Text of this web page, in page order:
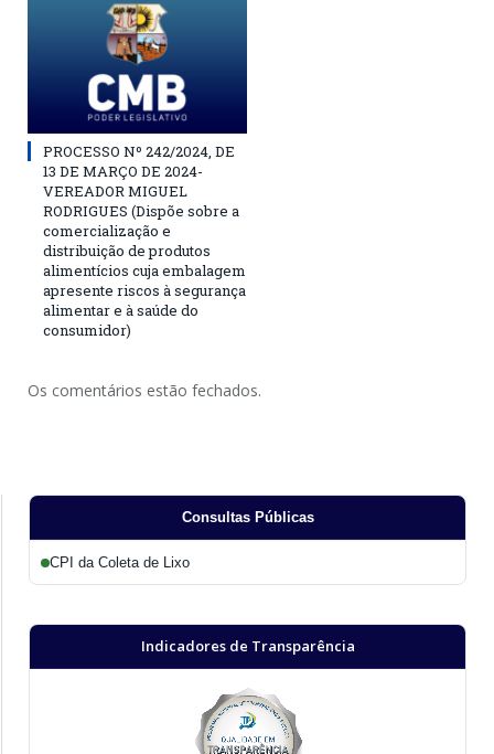
PROCESSO Nº 242/2024, DE
13 DE MARÇO DE 2024-
VEREADOR MIGUEL
RODRIGUES (Dispõe sobre a
comercialização e
distribuição de produtos
alimentícios cuja embalagem
apresente riscos à segurança
alimentar e à saúde do
consumidor)
Os comentários estão fechados.
Consultas Públicas
CPI da Coleta de Lixo
Indicadores de Transparência